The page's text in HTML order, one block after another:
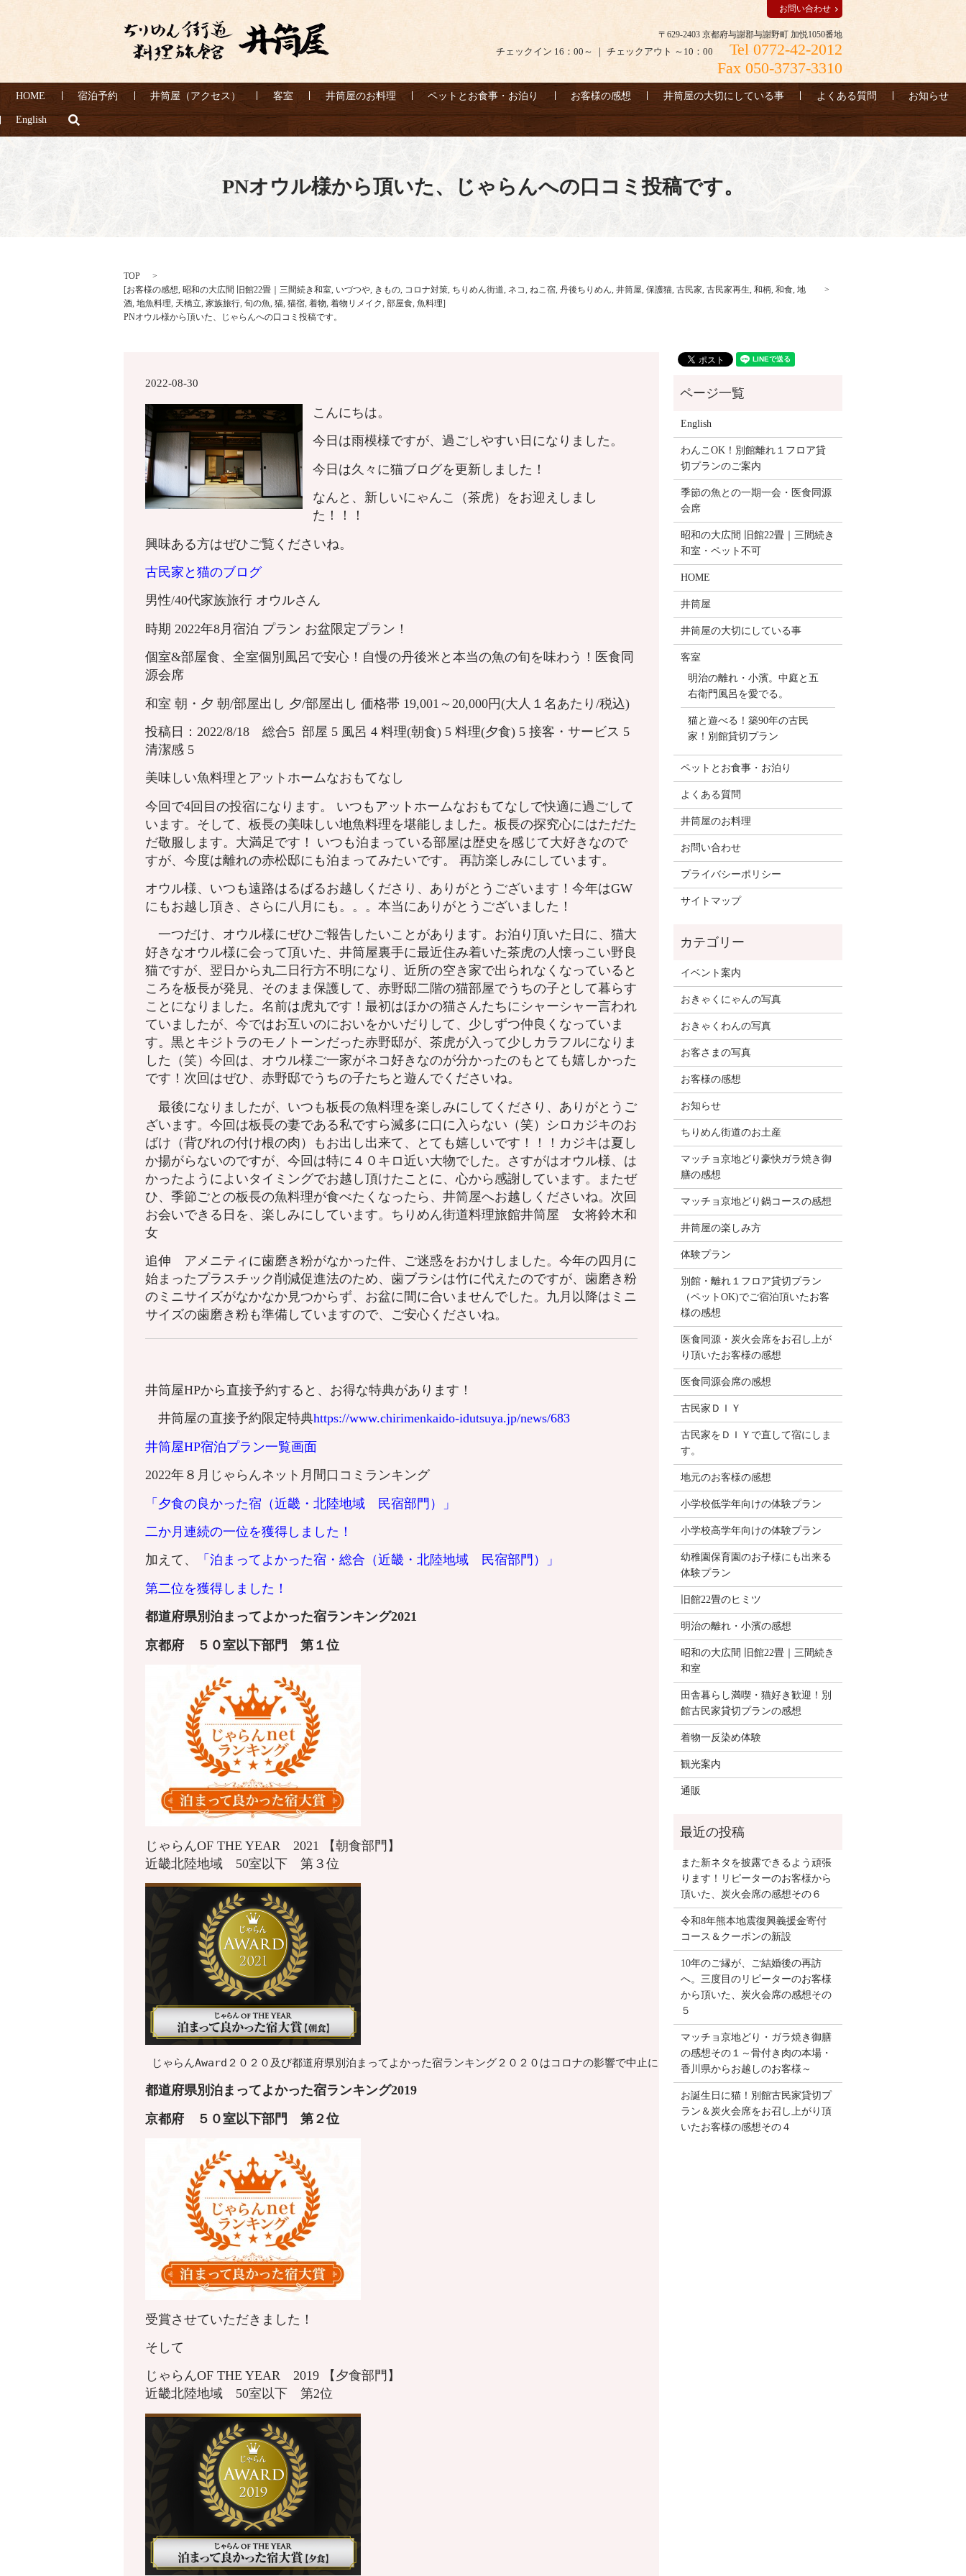
〒629-2403 京都府与謝郡与謝野町 加悦1050番地
チェックイン 16：00～ ｜ チェックアウト ～10：00
Tel 0772-42-2012
Fax 050-3737-3310
お問い合わせ
HOME 宿泊予約 井筒屋（アクセス） 客室 井筒屋のお料理 ペットとお食事・お泊り お客様の感想 井筒屋の大切にしている事 よくある質問 お知らせ
English
PNオウル様から頂いた、じゃらんへの口コミ投稿です。
TOP
[お客様の感想, 昭和の大広間 旧館22畳｜三間続き和室, いづつや, きもの, コロナ対策, ちりめん街道, ネコ, ねこ宿, 丹後ちりめん, 井筒屋, 保護猫, 古民家, 古民家再生, 和柄, 和食, 地
酒, 地魚料理, 天橋立, 家族旅行, 旬の魚, 猫, 猫宿, 着物, 着物リメイク, 部屋食, 魚料理]
PNオウル様から頂いた、じゃらんへの口コミ投稿です。
2022-08-30
こんにちは。
今日は雨模様ですが、過ごしやすい日になりました。
今日は久々に猫ブログを更新しました！
なんと、新しいにゃんこ（茶虎）をお迎えしまし
た！！！
興味ある方はぜひご覧くださいね。
古民家と猫のブログ
男性/40代家族旅行 オウルさん
時期 2022年8月宿泊 プラン お盆限定プラン！
個室&部屋食、全室個別風呂で安心！自慢の丹後米と本当の魚の旬を味わう！医食同
源会席
和室 朝・夕 朝/部屋出し 夕/部屋出し 価格帯 19,001～20,000円(大人１名あたり/税込)
投稿日：2022/8/18 総合5 部屋 5 風呂 4 料理(朝食) 5 料理(夕食) 5 接客・サービス 5
清潔感 5
美味しい魚料理とアットホームなおもてなし
今回で4回目の投宿になります。 いつもアットホームなおもてなしで快適に過ごして
います。そして、板長の美味しい地魚料理を堪能しました。板長の探究心にはただた
だ敬服します。大満足です！ いつも泊まっている部屋は歴史を感じて大好きなので
すが、今度は離れの赤松邸にも泊まってみたいです。 再訪楽しみにしています。
オウル様、いつも遠路はるばるお越しくださり、ありがとうございます！今年はGW
にもお越し頂き、さらに八月にも。。。本当にありがとうございました！
一つだけ、オウル様にぜひご報告したいことがあります。お泊り頂いた日に、猫大
好きなオウル様に会って頂いた、井筒屋裏手に最近住み着いた茶虎の人懐っこい野良
猫ですが、翌日から丸二日行方不明になり、近所の空き家で出られなくなっていると
ころを板長が発見、そのまま保護して、赤野邸二階の猫部屋でうちの子として暮らす
ことになりました。名前は虎丸です！最初はほかの猫さんたちにシャーシャー言われ
ていましたが、今ではお互いのにおいをかいだりして、少しずつ仲良くなっていま
す。黒とキジトラのモノトーンだった赤野邸が、茶虎が入って少しカラフルになりま
した（笑）今回は、オウル様ご一家がネコ好きなのが分かったのもとても嬉しかった
です！次回はぜひ、赤野邸でうちの子たちと遊んでくださいね。
最後になりましたが、いつも板長の魚料理を楽しみにしてくださり、ありがとうご
ざいます。今回は板長の妻である私ですら滅多に口に入らない（笑）シロカジキのお
ばけ（背びれの付け根の肉）もお出し出来て、とても嬉しいです！！！カジキは夏し
か揚がらないのですが、今回は特に４０キロ近い大物でした。さすがはオウル様、は
かったようによいタイミングでお越し頂けたことに、心から感謝しています。またぜ
ひ、季節ごとの板長の魚料理が食べたくなったら、井筒屋へお越しくださいね。次回
お会いできる日を、楽しみにしています。ちりめん街道料理旅館井筒屋 女将鈴木和
女
追伸 アメニティに歯磨き粉がなかった件、ご迷惑をおかけしました。今年の四月に
始まったプラスチック削減促進法のため、歯ブラシは竹に代えたのですが、歯磨き粉
のミニサイズがなかなか見つからず、お盆に間に合いませんでした。九月以降はミニ
サイズの歯磨き粉も準備していますので、ご安心くださいね。
井筒屋HPから直接予約すると、お得な特典があります！
井筒屋の直接予約限定特典https://www.chirimenkaido-idutsuya.jp/news/683
井筒屋HP宿泊プラン一覧画面
2022年８月じゃらんネット月間口コミランキング
「夕食の良かった宿（近畿・北陸地域 民宿部門）」
二か月連続の一位を獲得しました！
加えて、
「泊まってよかった宿・総合（近畿・北陸地域 民宿部門）」
第二位を獲得しました！
都道府県別泊まってよかった宿ランキング2021
京都府
５０室以下部門 第１ 位
じゃらんOF THE YEAR 2021 【朝食部門】
近畿北陸地域 50室以下 第３位
じゃらんAward２０２０及び都道府県別泊まってよかった宿ランキング２０２０はコロナの影響で中止になりました。
都道府県別泊まってよかった宿ランキング2019
京都府
５０室以下部門 第２位
受賞させていただきました！
そして
じゃらんOF THE YEAR 2019 【夕食部門】
近畿北陸地域 50室以下 第2位
English
わんこOK！別館離れ１フロア貸
切プランのご案内
季節の魚との一期一会・医食同源
会席
昭和の大広間 旧館22畳｜三間続き
和室・ペット不可
HOME
井筒屋
井筒屋の大切にしている事
客室
明治の離れ・小濱。中庭と五
右衛門風呂を愛でる。
猫と遊べる！築90年の古民
家！別館貸切プラン
ペットとお食事・お泊り
よくある質問
井筒屋のお料理
お問い合わせ
プライバシーポリシー
サイトマップ
イベント案内
おきゃくにゃんの写真
おきゃくわんの写真
お客さまの写真
お客様の感想
お知らせ
ちりめん街道のお土産
マッチョ京地どり豪快ガラ焼き御
膳の感想
マッチョ京地どり鍋コースの感想
井筒屋の楽しみ方
体験プラン
別館・離れ１フロア貸切プラン
（ペットOK)でご宿泊頂いたお客
様の感想
医食同源・炭火会席をお召し上が
り頂いたお客様の感想
医食同源会席の感想
古民家ＤＩＹ
古民家をＤＩＹで直して宿にしま
す。
地元のお客様の感想
小学校低学年向けの体験プラン
小学校高学年向けの体験プラン
幼稚園保育園のお子様にも出来る
体験プラン
旧館22畳のヒミツ
明治の離れ・小濱の感想
昭和の大広間 旧館22畳｜三間続き
和室
田舎暮らし満喫・猫好き歓迎！別
館古民家貸切プランの感想
着物一反染め体験
観光案内
通販
また新ネタを披露できるよう頑張
ります！リピーターのお客様から
頂いた、炭火会席の感想その６
令和8年熊本地震復興義援金寄付
コース＆クーポンの新設
10年のご縁が、ご結婚後の再訪
へ。三度目のリピーターのお客様
から頂いた、炭火会席の感想その
５
マッチョ京地どり・ガラ焼き御膳
の感想その１～骨付き肉の本場・
香川県からお越しのお客様～
お誕生日に猫！別館古民家貸切プ
ラン＆炭火会席をお召し上がり頂
いたお客様の感想その４